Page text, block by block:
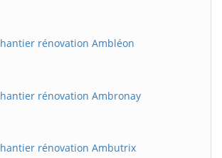
rénovation Ambléon
rénovation Ambronay
rénovation Ambutrix